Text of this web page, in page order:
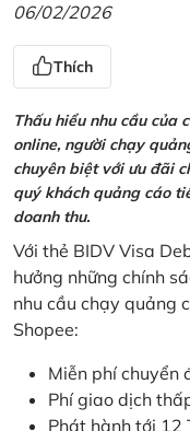
06/02/2026
Thích
Thấu hiểu nhu cầu của
online, người chạy
chuyên biệt với ưu đãi
quý khách quảng cáo
doanh thu.
Với thẻ BIDV Visa
hưởng những chính
nhu cầu chạy quảng
Shopee:
Miễn phí chuyển
Phí giao dịch
Phát hành tới 12